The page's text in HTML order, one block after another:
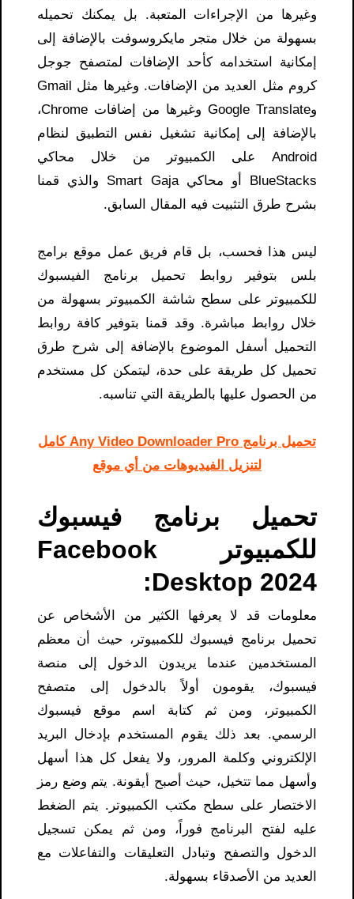
وغيرها من الإجراءات المتعبة. بل يمكنك تحميله
بسهولة من خلال متجر مايكروسوفت بالإضافة إلى
إمكانية استخدامه كأحد الإضافات لمتصفح جوجل
كروم مثل العديد من الإضافات. وغيرها مثل Gmail
وGoogle Translate وغيرها من إضافات Chrome،
بالإضافة إلى إمكانية تشغيل نفس التطبيق لنظام
Android على الكمبيوتر من خلال محاكي
BlueStacks أو محاكي Smart Gaja والذي قمنا
بشرح طرق التثبيت فيه المقال السابق.
ليس هذا فحسب، بل قام فريق عمل موقع برامج
بلس بتوفير روابط تحميل برنامج الفيسبوك
للكمبيوتر على سطح شاشة الكمبيوتر بسهولة من
خلال روابط مباشرة. وقد قمنا بتوفير كافة روابط
التحميل أسفل الموضوع بالإضافة إلى شرح طرق
تحميل كل طريقة على حدة، ليتمكن كل مستخدم
من الحصول عليها بالطريقة التي تناسبه.
تحميل برنامج Any Video Downloader Pro كامل
لتنزيل الفيديوهات من أي موقع
تحميل برنامج فيسبوك
للكمبيوتر Facebook
Desktop 2024:
معلومات قد لا يعرفها الكثير من الأشخاص عن
تحميل برنامج فيسبوك للكمبيوتر، حيث أن معظم
المستخدمين عندما يريدون الدخول إلى منصة
فيسبوك، يقومون أولاً بالدخول إلى متصفح
الكمبيوتر، ومن ثم كتابة اسم موقع فيسبوك
الرسمي. بعد ذلك يقوم المستخدم بإدخال البريد
الإلكتروني وكلمة المرور، ولا يفعل كل هذا أسهل
وأسهل مما تتخيل، حيث أصبح أيقونة. يتم وضع رمز
الاختصار على سطح مكتب الكمبيوتر. يتم الضغط
عليه لفتح البرنامج فوراً، ومن ثم يمكن تسجيل
الدخول والتصفح وتبادل التعليقات والتفاعلات مع
العديد من الأصدقاء بسهولة.